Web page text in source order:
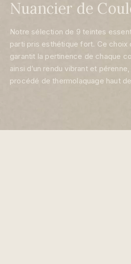
Nuancier de
Notre sélection de 9 teintes
parti pris esthétique fort. Ce
garantit la pertinence de chaque
ainsi d’un rendu vibrant et
procédé de thermolaquage haut